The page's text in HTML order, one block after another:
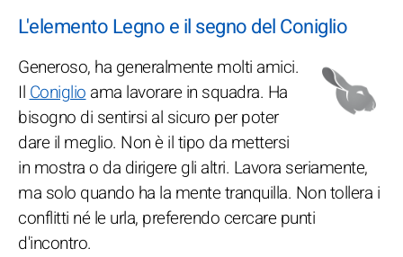
L'elemento Legno e il segno del Coniglio
Generoso, ha generalmente molti amici.
Il Coniglio ama lavorare in squadra. Ha
bisogno di sentirsi al sicuro per poter
dare il meglio. Non è il tipo da mettersi
in mostra o da dirigere gli altri. Lavora seriamente,
ma solo quando ha la mente tranquilla. Non tollera i
conflitti né le urla, preferendo cercare punti
d'incontro.